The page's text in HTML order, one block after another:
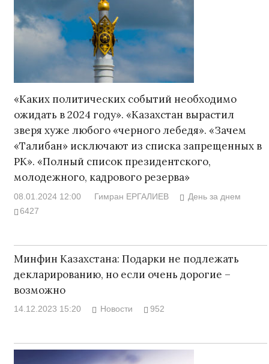
«Каких политических событий необходимо
ожидать в 2024 году». «Казахстан вырастил
зверя хуже любого «черного лебедя». «Зачем
«Талибан» исключают из списка запрещенных в
РК». «Полный список президентского,
молодежного, кадрового резерва»
08.01.2024 12:00 Гимран ЕРГАЛИЕВ
День за днем
6427
Минфин Казахстана: Подарки не подлежать
декларированию, но если очень дорогие –
возможно
14.12.2023 15:20 Новости 952